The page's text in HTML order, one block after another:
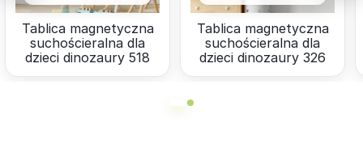
Tablica magnetyczna
suchościeralna dla
dzieci dinozaury 518
Tablica magnetyczna
suchościeralna dla
dzieci dinozaury 326